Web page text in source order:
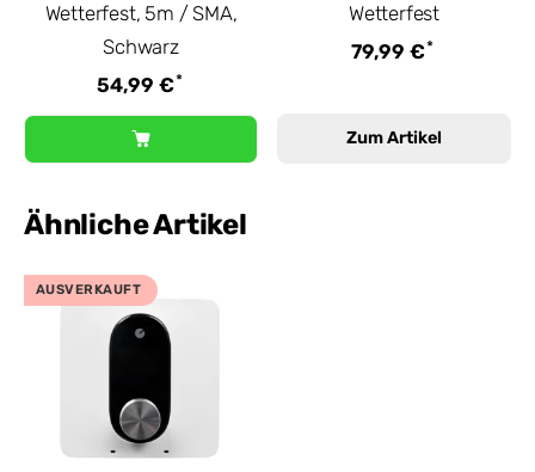
Wetterfest, 5m / SMA,
Schwarz
54,99 €*
Wetterfest
79,99 €*
Zum Artikel
Ähnliche Artikel
AUSVERKAUFT